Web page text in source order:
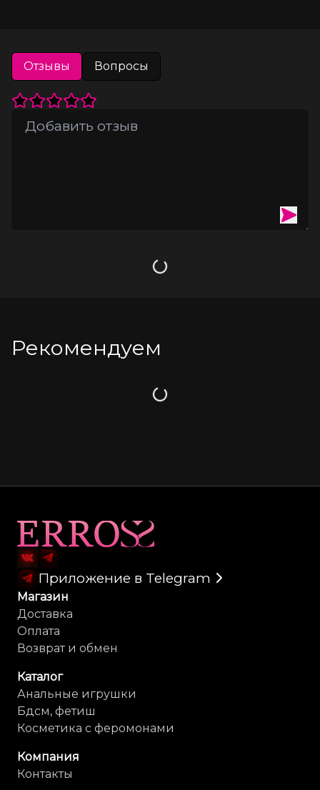
Отзывы Вопросы
Загрузка
Рекомендуем
Загрузка
Приложение в Telegram
Магазин
Доставка
Оплата
Возврат и обмен
Каталог
Анальные игрушки
Бдсм, фетиш
Косметика с феромонами
Компания
Контакты
Карта сайта